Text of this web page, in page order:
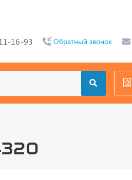
16-93 Обратный звонок